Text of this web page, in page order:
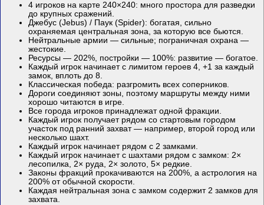
4 игроков на карте 240×240: много простора для разведки
до крупных сражений.
Джебус (Jebus) / Паук (Spider): богатая, сильно
охраняемая центральная зона, за которую все бьются.
Нейтральные армии — сильные; пограничная охрана —
жестокие.
Ресурсы — 202%, постройки — 100%: развитие — богатое.
Каждый игрок начинает с лимитом героев 4, +1 за каждый
замок, вплоть до 8.
Классическая победа: разгромить всех соперников.
Дороги соединяют зоны, поэтому маршруты между ними
хорошо читаются в игре.
Все города игроков принадлежат одной фракции.
Каждый игрок получает рядом со стартовым городом
участок под ранний захват — например, второй город или
несколько шахт.
Каждый игрок начинает рядом с 2 замками.
Каждый игрок начинает с шахтами рядом с замком: 2×
лесопилка, 2× руда, 2× золото, 5× редкие.
Законы фракций прокачиваются на 200%, а астрология на
200% от обычной скорости.
Каждая нейтральная зона с замком содержит 2 замков для
захвата.